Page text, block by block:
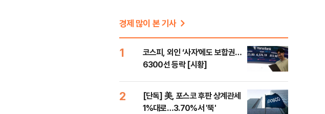
경제 많이 본 기사
1
코스피, 외인 ‘사자’에도 보합권…
6300선 등락 [시황]
2
[단독] 美, 포스코 후판 상계관세
1%대로…3.70%서 '뚝'